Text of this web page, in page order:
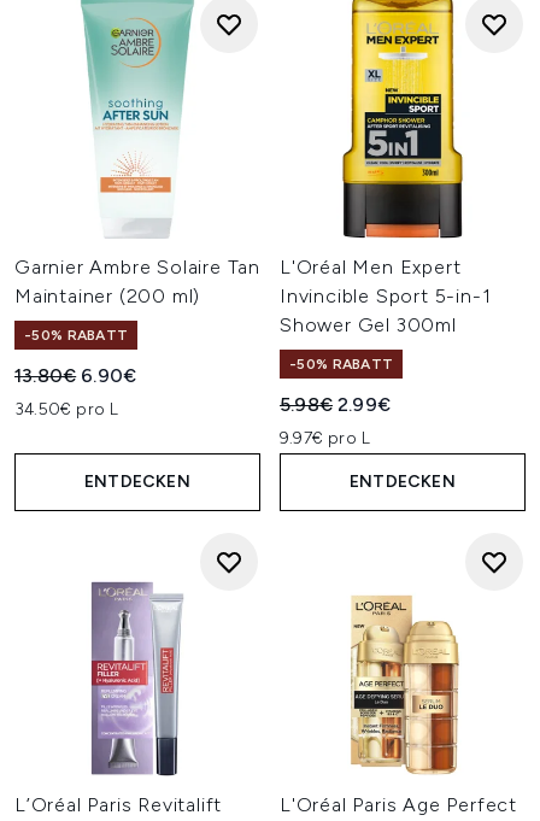
Garnier Ambre Solaire Tan
Maintainer (200 ml)
-50% RABATT
Unverbindliche Preisempfehlung:
13.80€ Aktueller Preis:
6.90€
34.50€ pro L
ENTDECKEN
L'Oréal Men Expert
Invincible Sport 5-in-1
Shower Gel 300ml
-50% RABATT
Unverbindliche
5.98€ Aktueller Preis:
2.99€
9.97€ pro L
ENTDECKEN
L’Oréal Paris Revitalift
L'Oréal Paris Age Perfect